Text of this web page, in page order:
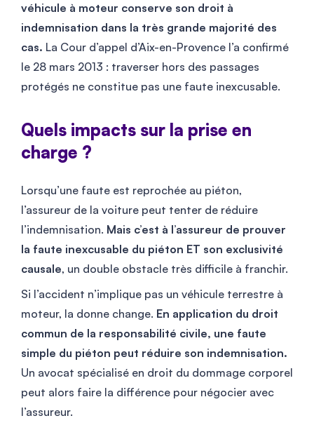
véhicule à moteur conserve son droit à
indemnisation dans la très grande majorité des
cas. La Cour d’appel d’Aix-en-Provence l’a confirmé
le 28 mars 2013 : traverser hors des passages
protégés ne constitue pas une faute inexcusable.
Quels impacts sur la prise en
charge ?
Lorsqu’une faute est reprochée au piéton,
l’assureur de la voiture peut tenter de réduire
l’indemnisation. Mais c’est à l’assureur de prouver
la faute inexcusable du piéton ET son exclusivité
causale, un double obstacle très difficile à franchir.
Si l’accident n’implique pas un véhicule terrestre à
moteur, la donne change. En application du droit
commun de la responsabilité civile, une faute
simple du piéton peut réduire son indemnisation.
Un avocat spécialisé en droit du dommage corporel
peut alors faire la différence pour négocier avec
l’assureur.